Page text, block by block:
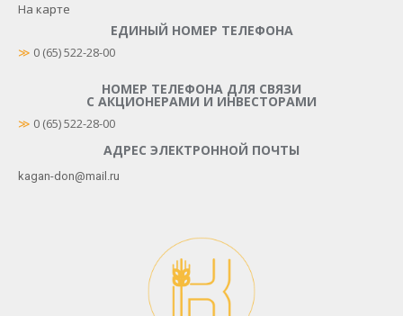
На карте
ЕДИНЫЙ НОМЕР ТЕЛЕФОНА
≫ 0 (65) 522-28-00
НОМЕР ТЕЛЕФОНА ДЛЯ СВЯЗИ
С АКЦИОНЕРАМИ И ИНВЕСТОРАМИ
≫ 0 (65) 522-28-00
АДРЕС ЭЛЕКТРОННОЙ ПОЧТЫ
kagan-don@mail.ru